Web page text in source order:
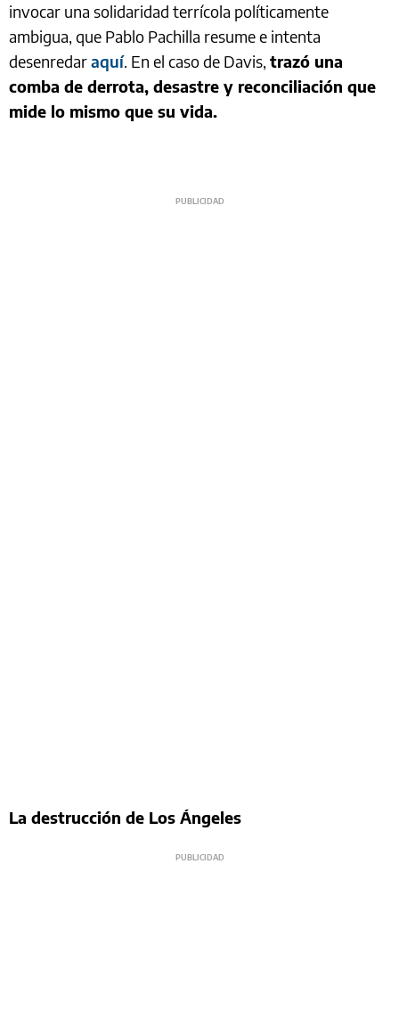
invocar una solidaridad terrícola políticamente
ambigua, que Pablo Pachilla resume e intenta
desenredaraquí. En el caso de Davis, trazó una
comba de derrota, desastre y reconciliación que
mide lo mismo que su vida.
La destrucción de Los Ángeles